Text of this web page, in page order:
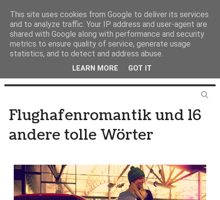
Flughafenromantik und 16
andere tolle Wörter
This site uses cookies from Google to deliver its services
and to analyze traffic. Your IP address and user-agent are
shared with Google along with performance and security
metrics to ensure quality of service, generate usage
statistics, and to detect and address abuse.
LEARN MORE GOT IT